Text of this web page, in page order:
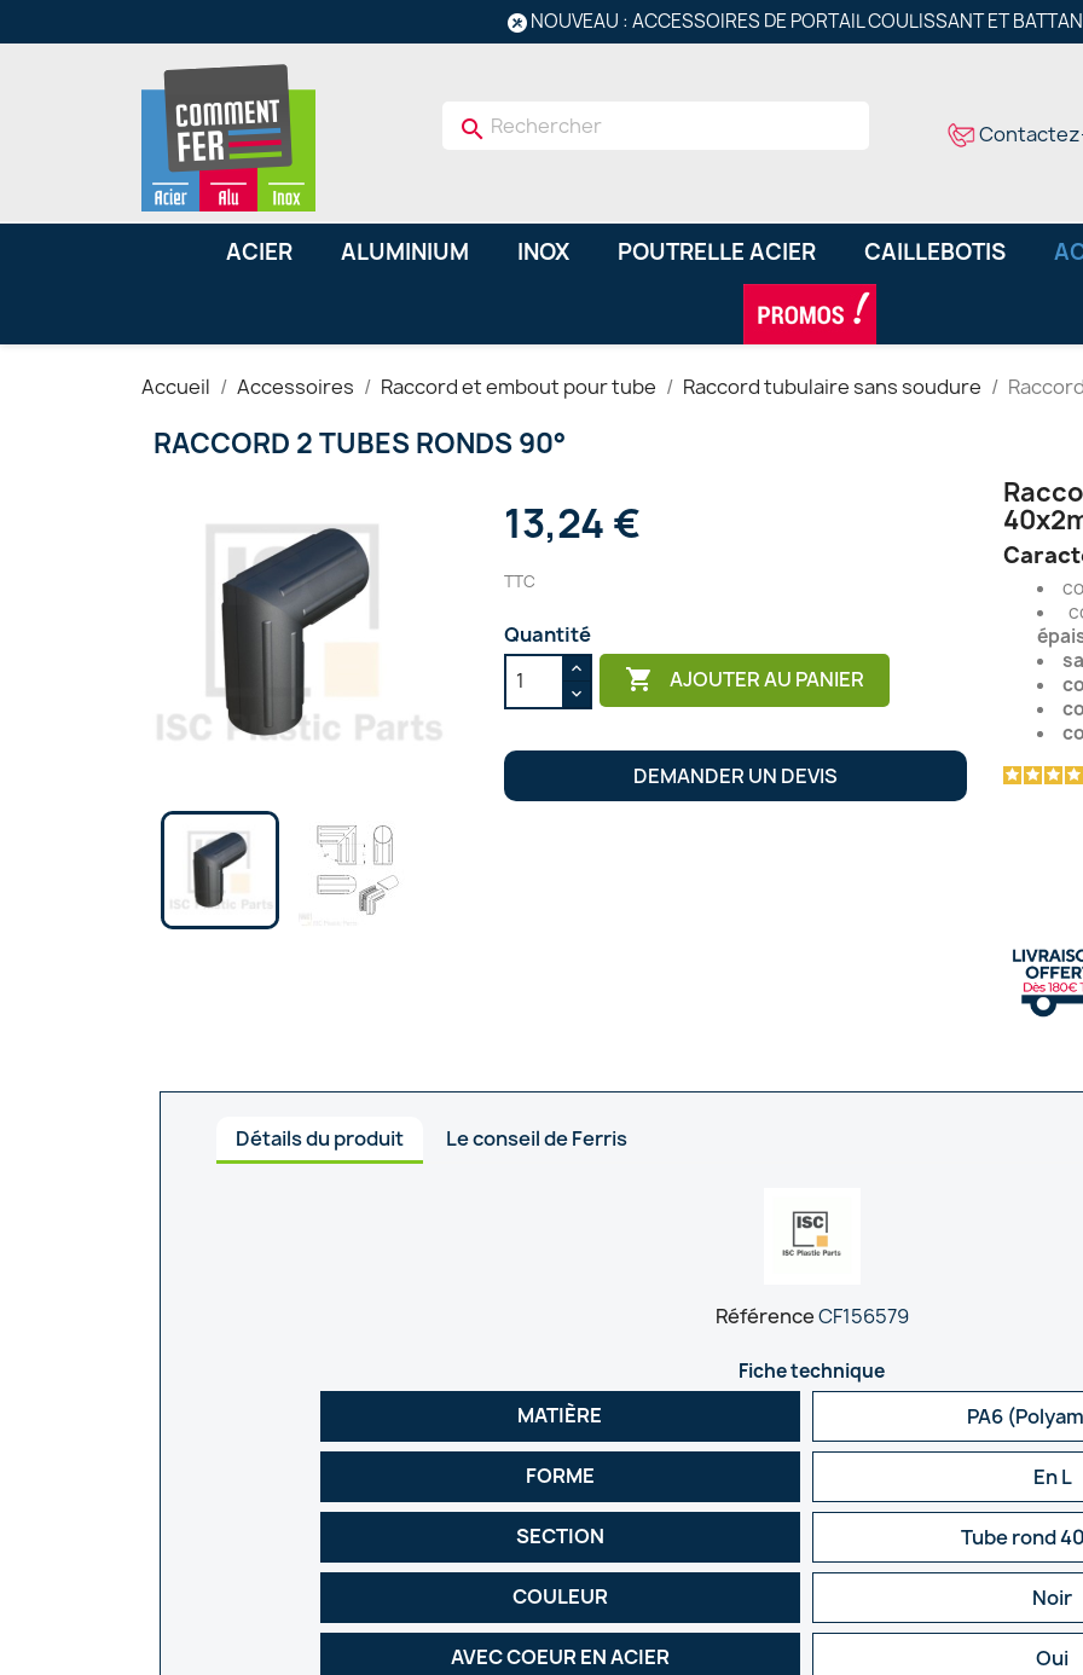
NOUVEAU : ACCESSOIRES DE PORTAIL COULISSANT ET
search
ACIER ALUMINIUM INOX POUTRELLE ACIER CAILLEBOTIS
Accueil Accessoires Raccord et embout pour tube Raccord tubulaire sans soudure
RACCORD 2 TUBES RONDS 90°
13,24 €
TTC
Quantité
 AJOUTER AU PANIER
DEMANDER UN DEVIS
Détails du produit Le conseil de Ferris
RéférenceCF156579
Fiche technique
MATIÈRE PA6
FORME En L
SECTION Tube rond
COULEUR Noir
AVEC COEUR EN ACIER Oui